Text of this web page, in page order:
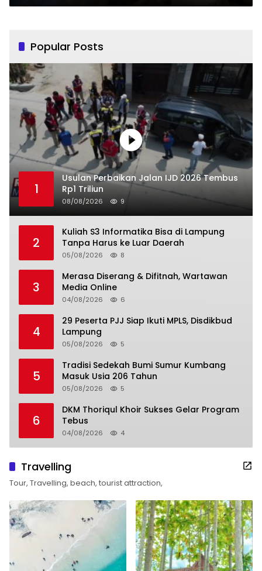
Popular Posts
1
Usulan Perbaikan Jalan IJD 2026 Tembus
Rp1 Triliun
08/08/2026 9
2
Kuliah S3 Informatika Bisa di Lampung
Tanpa Harus ke Luar Daerah
05/08/2026 8
3
Merasa Diserang & Difitnah, Wartawan
Media Online
04/08/2026 6
4
29 Peserta PJJ Siap Ikuti MPLS, Disdikbud
Lampung
05/08/2026 5
5
Tradisi Sedekah Bumi Sumur Kumbang
Masuk Usia 206 Tahun
05/08/2026 5
6
DKM Thoriqul Khoir Sukses Gelar Program
Tebus
04/08/2026 4
Travelling
Tour, Travelling, beach, tourist attraction,